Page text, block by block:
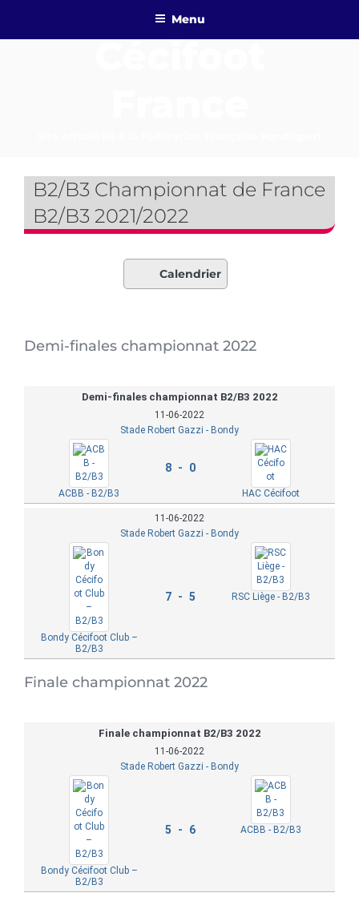
Menu
B2/B3 Championnat de France
B2/B3 2021/2022
Calendrier
Demi-finales championnat 2022
Demi-finales championnat B2/B3 2022
11-06-2022
Stade Robert Gazzi - Bondy
ACBB - B2/B3
8 - 0
HAC Cécifoot
11-06-2022
Stade Robert Gazzi - Bondy
Bondy Cécifoot Club –
B2/B3
7 - 5 RSC Liège - B2/B3
Finale championnat 2022
Finale championnat B2/B3 2022
11-06-2022
Stade Robert Gazzi - Bondy
Bondy Cécifoot Club –
B2/B3
5 - 6 ACBB - B2/B3